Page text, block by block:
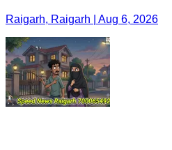
Raigarh, Raigarh | Aug 6, 2026